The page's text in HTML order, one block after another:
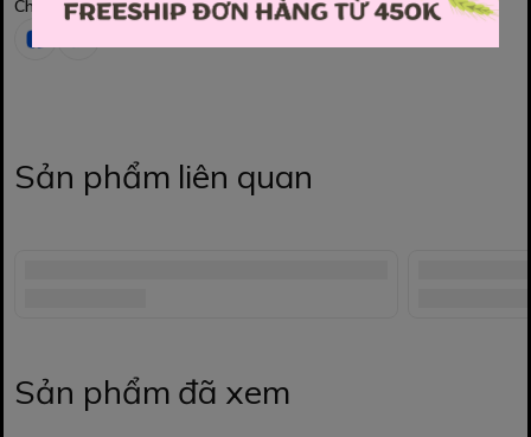
Chia sẻ
Sản phẩm liên quan
Sản phẩm đã xem